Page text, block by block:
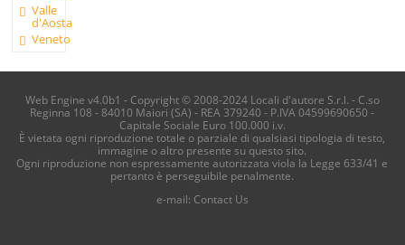
Valle
d'Aosta
Veneto
Web Engine v4.0b1 - Copyright © 2008-2024 Locali d'autore S.r.l. - C.so
Reginna 108 - 84010 Maiori (SA) - REA 379240 - P.IVA 04599690650 -
Capitale Sociale Euro 100.000 i.v.
È vietata ogni riproduzione totale o parziale di qualsiasi tipologia di testo,
immagine o altro presente su questo sito.
Ogni riproduzione non espressamente autorizzata viola la Legge 633/41 e
pertanto è perseguibile penalmente.
e-mail: Contact Us